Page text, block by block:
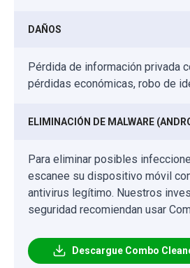
DAÑOS
Pérdida de información privada
pérdidas económicas, robo de
ELIMINACIÓN DE MALWARE
Para eliminar posibles
escanee su dispositivo móvil
antivirus legítimo. Nuestros
seguridad recomiendan usar
Descargue Combo